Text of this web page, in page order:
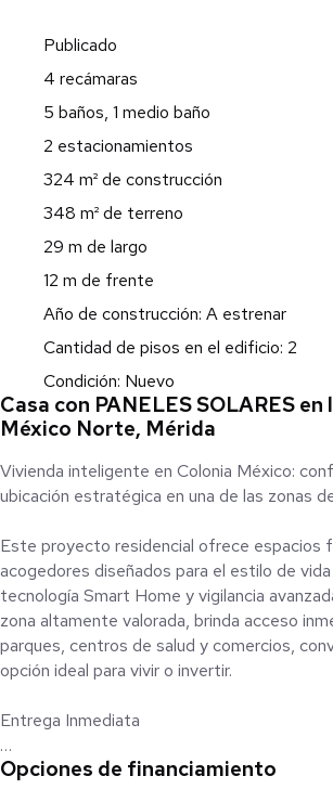
Publicado
4 recámaras
5 baños, 1 medio baño
2 estacionamientos
324 m² de construcción
348 m² de terreno
29 m de largo
12 m de frente
Año de construcción: A estrenar
Cantidad de pisos en el edificio: 2
Condición: Nuevo
Casa con PANELES SOLARES en
México Norte, Mérida
Vivienda inteligente en Colonia México:
ubicación estratégica en una de las zonas
Este proyecto residencial ofrece espacios
acogedores diseñados para el estilo de
tecnología Smart Home y vigilancia
zona altamente valorada, brinda acceso
parques, centros de salud y comercios,
opción ideal para vivir o invertir.
Entrega Inmediata
Distribución de la Casa
Opciones de financiamiento